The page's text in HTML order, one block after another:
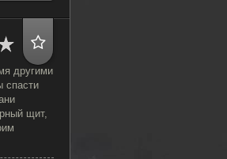
другими
спасти
щит,